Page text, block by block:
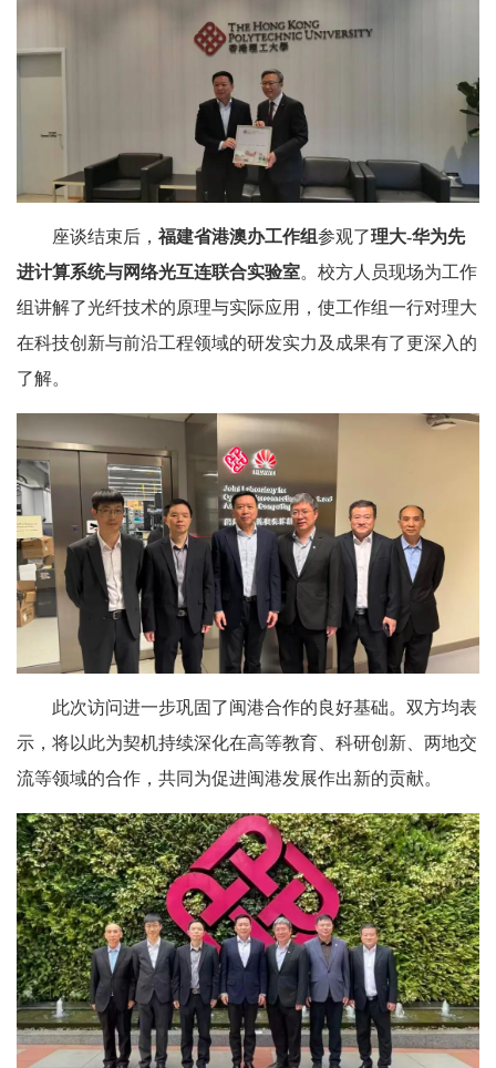
座谈结束后， 福建省港澳办工作组参观了理大-华为先
进计算系统与网络光互连联合实验室。校方人员现场为工作
组讲解了光纤技术的原理与实际应用，使工作组一行对理大
在科技创新与前沿工程领域的研发实力及成果有了更深入的
了解。
此次访问进一步巩固了闽港合作的良好基础。双方均表
示，将以此为契机持续深化在高等教育、科研创新、两地交
流等领域的合作，共同为促进闽港发展作出新的贡献。